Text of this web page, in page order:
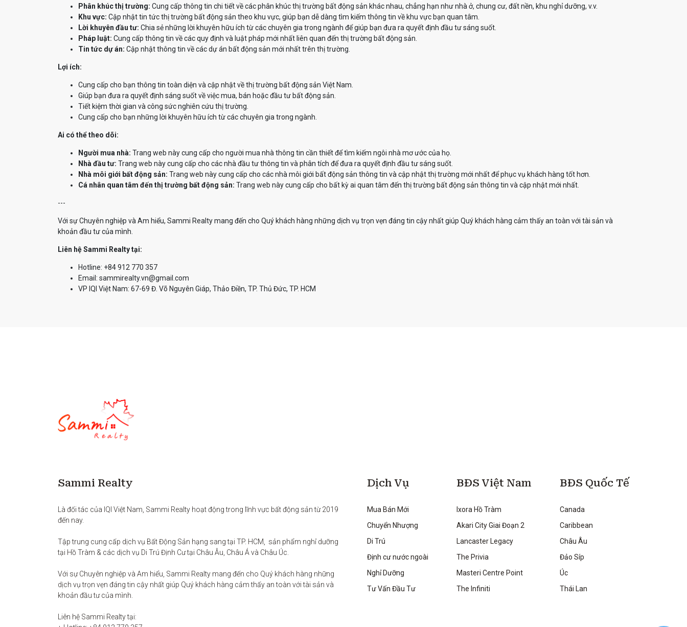
Phân khúc thị trường: Cung cấp thông tin chi tiết về các phân khúc thị trường bất động sản khác nhau, chẳng hạn như nhà ở, chung cư, đất nền, khu nghỉ dưỡng, v.v.
Khu vực: Cập nhật tin tức thị trường bất động sản theo khu vực, giúp bạn dễ dàng tìm kiếm thông tin về khu vực bạn quan tâm.
Lời khuyên đầu tư: Chia sẻ những lời khuyên hữu ích từ các chuyên gia trong ngành để giúp bạn đưa ra quyết định đầu tư sáng suốt.
Pháp luật: Cung cấp thông tin về các quy định và luật pháp mới nhất liên quan đến thị trường bất động sản.
Tin tức dự án: Cập nhật thông tin về các dự án bất động sản mới nhất trên thị trường.
Lợi ích:
Cung cấp cho bạn thông tin toàn diện và cập nhật về thị trường bất động sản Việt Nam.
Giúp bạn đưa ra quyết định sáng suốt về việc mua, bán hoặc đầu tư bất động sản.
Tiết kiệm thời gian và công sức nghiên cứu thị trường.
Cung cấp cho bạn những lời khuyên hữu ích từ các chuyên gia trong ngành.
Ai có thể theo dõi:
Người mua nhà: Trang web này cung cấp cho người mua nhà thông tin cần thiết để tìm kiếm ngôi nhà mơ ước của họ.
Nhà đầu tư: Trang web này cung cấp cho các nhà đầu tư thông tin và phân tích để đưa ra quyết định đầu tư sáng suốt.
Nhà môi giới bất động sản: Trang web này cung cấp cho các nhà môi giới bất động sản thông tin và cập nhật thị trường mới nhất để phục vụ khách hàng tốt hơn.
Cá nhân quan tâm đến thị trường bất động sản: Trang web này cung cấp cho bất kỳ ai quan tâm đến thị trường bất động sản thông tin và cập nhật mới nhất.
---
Với sự Chuyên nghiệp và Am hiểu, Sammi Realty mang đến cho Quý khách hàng những dịch vụ trọn vẹn đáng tin cậy nhất giúp Quý khách hàng cảm thấy an toàn với tài sản và
khoản đầu tư của mình.
Liên hệ Sammi Realty tại:
Hotline: +84 912 770 357
Email: sammirealty.vn@gmail.com
VP IQI Việt Nam: 67-69 Đ. Võ Nguyên Giáp, Thảo Điền, TP. Thủ Đức, TP. HCM
Sammi Realty
Là đối tác của IQI Việt Nam, Sammi Realty hoạt động trong lĩnh vực bất động sản từ 2019
đến nay.
Tập trung cung cấp dịch vụ Bất Động Sản hạng sang tại TP. HCM,  sản phẩm nghỉ dưỡng
tại Hồ Tràm & các dịch vụ Di Trú Định Cư tại Châu Âu, Châu Á và Châu Úc.
Với sự Chuyên nghiệp và Am hiểu, Sammi Realty mang đến cho Quý khách hàng những
dịch vụ trọn vẹn đáng tin cậy nhất giúp Quý khách hàng cảm thấy an toàn với tài sản và
khoản đầu tư của mình.
Liên hệ Sammi Realty tại:
Dịch Vụ
Mua Bán Mới
Chuyển Nhượng
Di Trú
Định cư nước ngoài
Nghỉ Dưỡng
Tư Vấn Đầu Tư
BĐS Việt Nam
Ixora Hồ Tràm
Akari City Giai Đoạn 2
Lancaster Legacy
The Privia
Masteri Centre Point
The Infiniti
BĐS Quốc Tế
Canada
Caribbean
Châu Âu
Đảo Síp
Úc
Thái Lan